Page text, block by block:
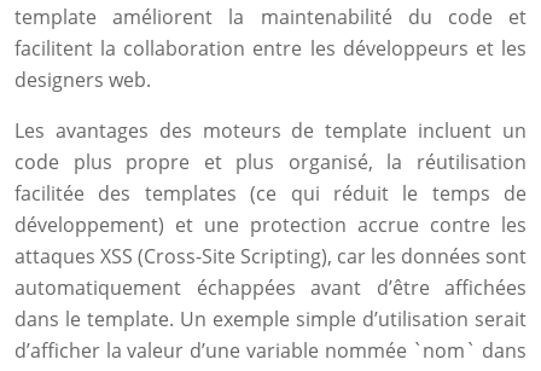
template améliorent la maintenabilité du code et
facilitent la collaboration entre les développeurs et les
designers web.
Les avantages des moteurs de template incluent un
code plus propre et plus organisé, la réutilisation
facilitée des templates (ce qui réduit le temps de
développement) et une protection accrue contre les
attaques XSS (Cross-Site Scripting), car les données sont
automatiquement échappées avant d’être affichées
dans le template. Un exemple simple d’utilisation serait
d’afficher la valeur d’une variable nommée `nom` dans